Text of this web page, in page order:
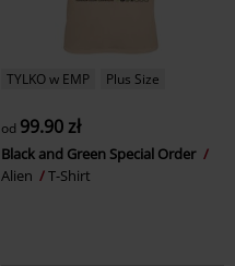
TYLKO w EMP Plus Size
od 99.90 zł
Black and Green Special Order
Alien
T-Shirt